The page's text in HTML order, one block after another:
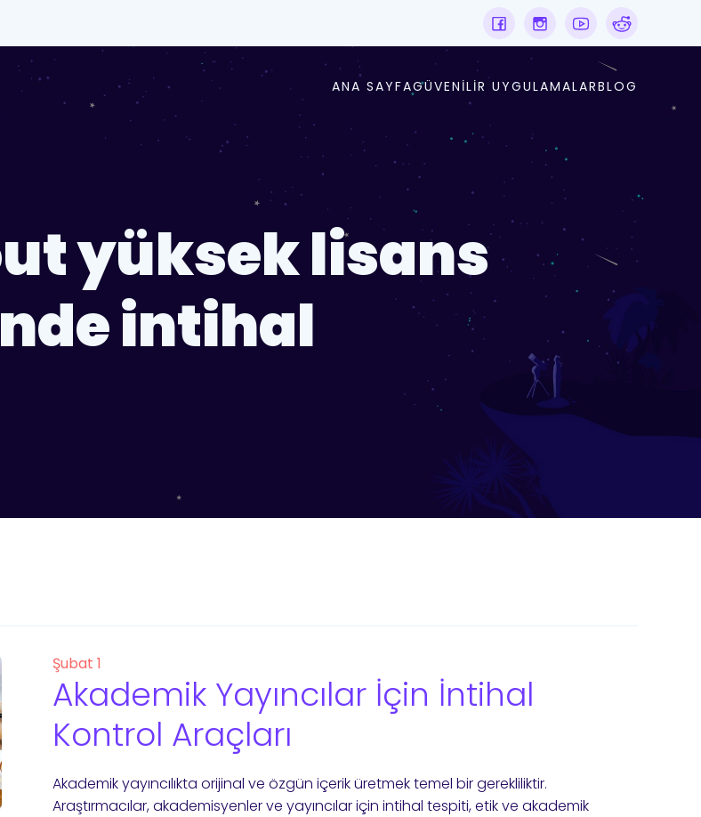
ANA SAYFAGÜVENILIR UYGULAMALARBLOG
yüksek lisans
intihal
Şubat 1
Akademik Yayıncılar İçin İntihal
Kontrol Araçları
Akademik yayıncılıkta orijinal ve özgün içerik üretmek temel bir gerekliliktir.
Araştırmacılar, akademisyenler ve yayıncılar için intihal tespiti, etik ve akademik